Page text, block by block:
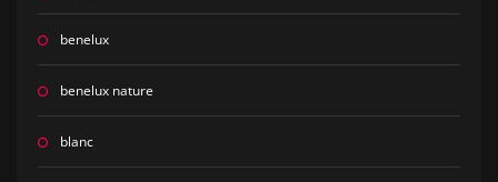
benelux
benelux nature
blanc